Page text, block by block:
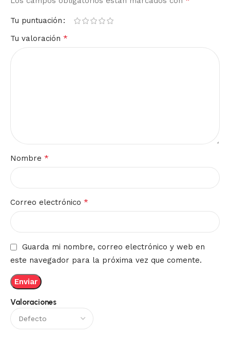
Valoraciones
Tu puntuación
Tu valoración *
Nombre *
Correo electrónico *
Guarda mi nombre, correo electrónico y web en
este navegador para la próxima vez que comente.